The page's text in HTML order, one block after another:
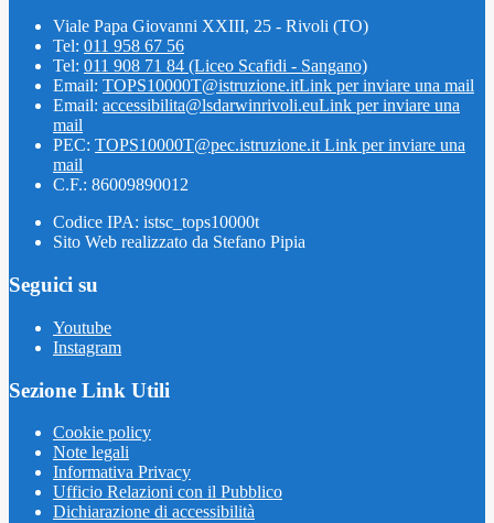
Viale Papa Giovanni XXIII, 25 - Rivoli (TO)
Tel: 011 958 67 56
Tel: 011 908 71 84 (Liceo Scafidi - Sangano)
Email: TOPS10000T@istruzione.itLink per inviare una mail
Email: accessibilita@lsdarwinrivoli.euLink per inviare una
mail
PEC: TOPS10000T@pec.istruzione.itLink per inviare una
mail
C.F.: 86009890012
Codice IPA: istsc_tops10000t
Sito Web realizzato da Stefano Pipia
Seguici su
Youtube
Instagram
Sezione Link Utili
Cookie policy
Note legali
Informativa Privacy
Ufficio Relazioni con il Pubblico
Dichiarazione di accessibilità